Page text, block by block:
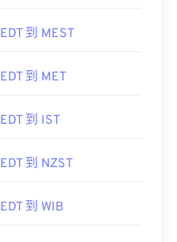
EDT 到 MEST
EDT 到 MET
EDT 到 IST
EDT 到 NZST
EDT 到 WIB